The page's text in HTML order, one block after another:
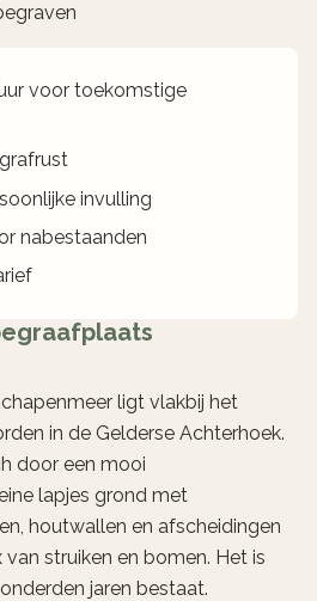
voor toekomstige
invulling
nabestaanden
ligt vlakbij het
in de Gelderse Achterhoek.
door een mooi
lapjes grond met
houtwallen en afscheidingen
struiken en bomen. Het is
jaren bestaat.